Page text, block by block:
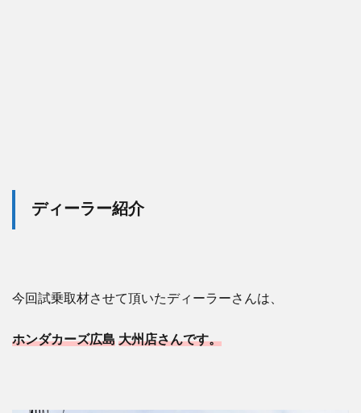
ディーラー紹介
今回試乗取材させて頂いたディーラーさんは、
ホンダカーズ広島 大州店さんです。